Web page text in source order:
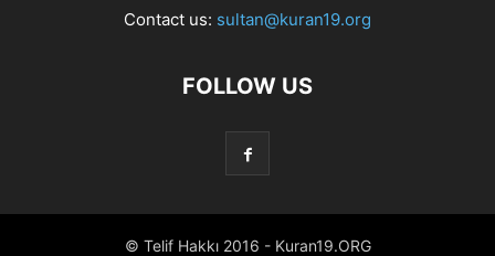
Contact us: sultan@kuran19.org
FOLLOW US
© Telif Hakkı 2016 - Kuran19.ORG